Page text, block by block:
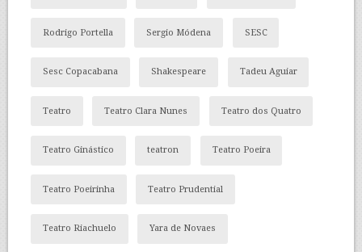
Rodrigo Portella Sergio Módena SESC
Sesc Copacabana Shakespeare Tadeu Aguiar
Teatro Teatro Clara Nunes Teatro dos Quatro
Teatro Ginástico teatron Teatro Poeira
Teatro Poeirinha Teatro Prudential
Teatro Riachuelo Yara de Novaes